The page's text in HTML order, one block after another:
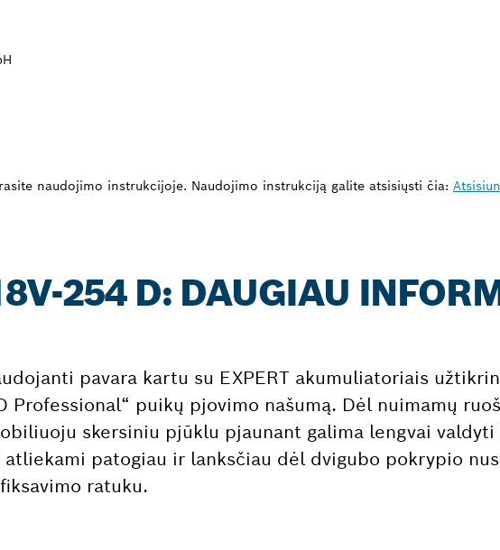
naudojimo instrukcijoje. Naudojimo instrukciją galite atsisiųsti čia:
254 D: DAUGIAU
pavara kartu su EXPERT akumuliatoriais
Professional“ puikų pjovimo našumą. Dėl nuimamų
skersiniu pjūklu pjaunant galima lengvai
patogiau ir lanksčiau dėl dvigubo pokrypio
ratuku.